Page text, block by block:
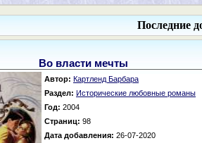
Последние
Во власти мечты
Автор: Картленд Барбара
Раздел: Исторические любовные романы
Год: 2004
Страниц: 98
Дата добавления: 26-07-2020